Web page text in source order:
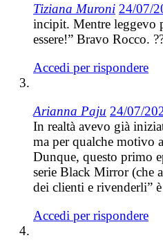
Tiziana Muroni 24/07/
incipit. Mentre leggevo
essere!” Bravo Rocco.
Accedi per rispondere
Arianna Paju 24/07/
In realtà avevo già
ma per qualche motivo
Dunque, questo primo
serie Black Mirror (che
dei clienti e rivenderli” è
Accedi per rispondere